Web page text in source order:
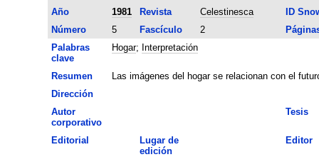
Año 1981 Revista Celestinesca
ID
Número
5 Fascículo 2
Palabras
clave
Hogar; Interpretación
Resumen
Las imágenes del hogar se relacionan con el
Dirección
Autor
corporativo
Tesis
Editorial
Lugar de
edición
Editor